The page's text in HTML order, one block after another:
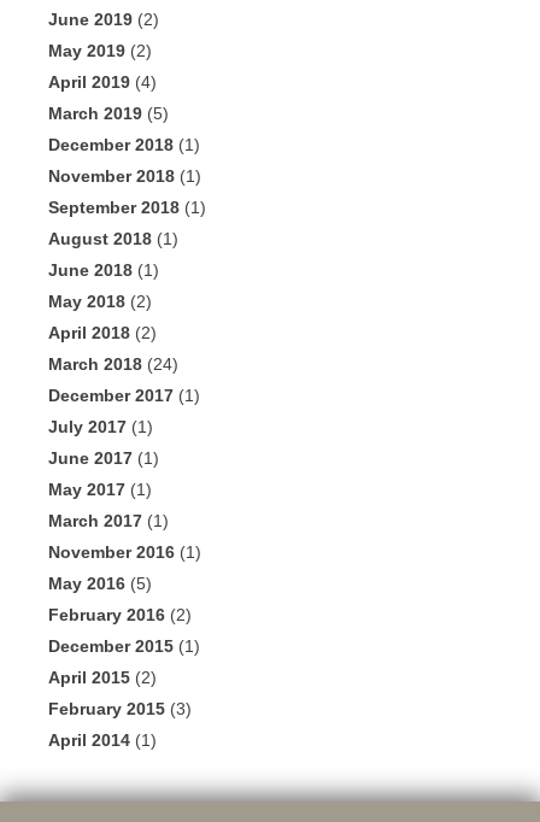
June 2019 (2)
May 2019 (2)
April 2019 (4)
March 2019 (5)
December 2018 (1)
November 2018 (1)
September 2018 (1)
August 2018 (1)
June 2018 (1)
May 2018 (2)
April 2018 (2)
March 2018 (24)
December 2017 (1)
July 2017 (1)
June 2017 (1)
May 2017 (1)
March 2017 (1)
November 2016 (1)
May 2016 (5)
February 2016 (2)
December 2015 (1)
April 2015 (2)
February 2015 (3)
April 2014 (1)